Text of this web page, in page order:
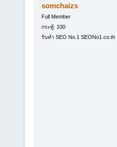
somchaizs
Full Member
กระทู้: 100
รับทำ SEO No.1 SEONo1.co.th